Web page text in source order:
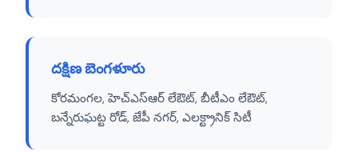
దక్షిణ బెంగళూరు
కోరమంగల, హెచ్‌ఎస్‌ఆర్ లేఔట్, బీటీఎం లేఔట్,
బన్నేరుఘట్ట రోడ్, జేపీ నగర్, ఎలక్ట్రానిక్ సిటీ